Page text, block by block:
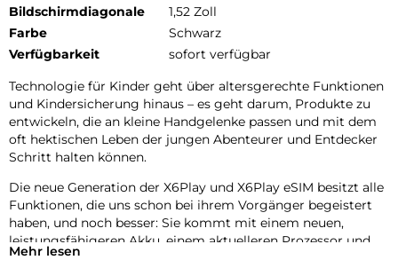
Bildschirmdiagonale
1,52 Zoll
Farbe
Schwarz
Verfügbarkeit
sofort verfügbar
Technologie für Kinder geht über altersgerechte Funktionen
und Kindersicherung hinaus – es geht darum, Produkte zu
entwickeln, die an kleine Handgelenke passen und mit dem
oft hektischen Leben der jungen Abenteurer und Entdecker
Schritt halten können.
Die neue Generation der X6Play und X6Play eSIM besitzt alle
Funktionen, die uns schon bei ihrem Vorgänger begeistert
haben, und noch besser: Sie kommt mit einem neuen,
leistungsfähigeren Akku, einem aktuelleren Prozessor und
einem gewebten, elastischen Textilarmband für noch mehr
Mehr lesen